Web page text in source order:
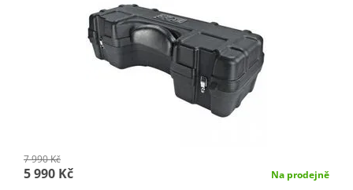
7 990 Kč
5 990 Kč Na prodejně